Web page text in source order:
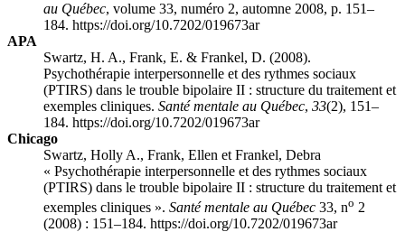
au Québec, volume 33, numéro 2, automne 2008, p. 151–
184. https://doi.org/10.7202/019673ar
APA
Swartz, H. A., Frank, E. & Frankel, D. (2008).
Psychothérapie interpersonnelle et des rythmes sociaux
(PTIRS) dans le trouble bipolaire II : structure du traitement et
exemples cliniques. Santé mentale au Québec, 33(2), 151–
184. https://doi.org/10.7202/019673ar
Chicago
Swartz, Holly A., Frank, Ellen et Frankel, Debra
« Psychothérapie interpersonnelle et des rythmes sociaux
(PTIRS) dans le trouble bipolaire II : structure du traitement et
exemples cliniques ». Santé mentale au Québec 33, no 2
(2008) : 151–184. https://doi.org/10.7202/019673ar